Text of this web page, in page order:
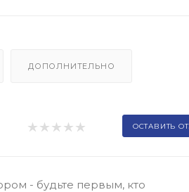
ДОПОЛНИТЕЛЬНО
ОСТАВИТЬ
- будьте первым, кто